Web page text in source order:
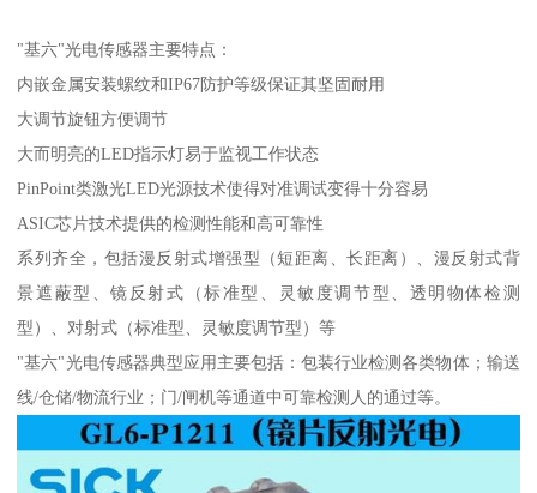
"基六"光电传感器主要特点：
内嵌金属安装螺纹和IP67防护等级保证其坚固耐用
大调节旋钮方便调节
大而明亮的LED指示灯易于监视工作状态
PinPoint类激光LED光源技术使得对准调试变得十分容易
ASIC芯片技术提供的检测性能和高可靠性
系列齐全，包括漫反射式增强型（短距离、长距离）、漫反射式背
景遮蔽型、镜反射式（标准型、灵敏度调节型、透明物体检测
型）、对射式（标准型、灵敏度调节型）等
"基六"光电传感器典型应用主要包括：包装行业检测各类物体；输送
线/仓储/物流行业；门/闸机等通道中可靠检测人的通过等。